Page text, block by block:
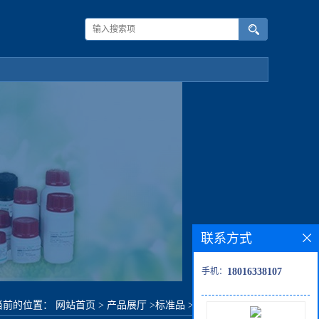
前的位置： 网站首页 > 产品展厅 >标准品 > 双穿心莲内酯G
联系方式
手机： 18016338107